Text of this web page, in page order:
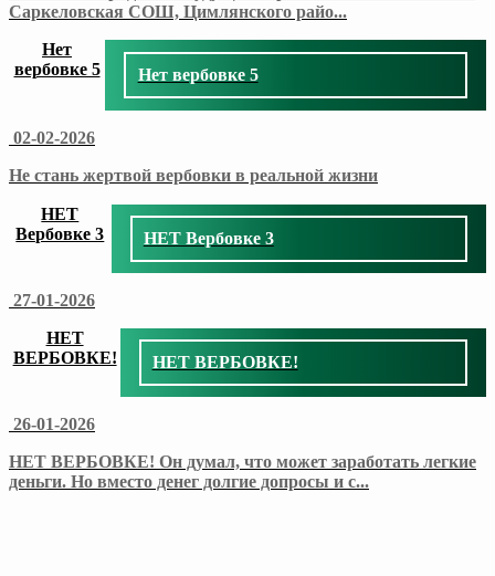
Саркеловская СОШ, Цимлянского райо...
Нет
вербовке 5
Нет вербовке 5
02-02-2026
Не стань жертвой вербовки в реальной жизни
НЕТ
Вербовке 3
НЕТ Вербовке 3
27-01-2026
НЕТ
ВЕРБОВКЕ!
НЕТ ВЕРБОВКЕ!
26-01-2026
НЕТ ВЕРБОВКЕ! Он думал, что может заработать легкие
деньги. Но вместо денег долгие допросы и с...